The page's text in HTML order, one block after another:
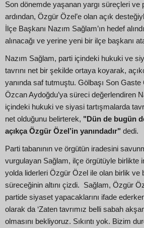
Son dönemde yaşanan yargı süreçleri ve
ardından, Özgür Özel’e olan açık
İlçe Başkanı Nazım Sağlam’ın hedef
alınacağı ve yerine yeni bir ilçe başkanı
Nazım Sağlam, parti içindeki hukuki ve
tavrını net bir şekilde ortaya koyarak,
yanında saf tutmuştu. Gölbaşı Son Gaste
Özcan Aydoğdu’ya süreci değerlendiren
içindeki hukuki ve siyasi tartışmalarda
net olduğunu belirterek, "Dün de bugün
açıkça Özgür Özel’in yanındadır" dedi.
Parti tabanının ve örgütün iradesini
vurgulayan Sağlam, ilçe örgütüyle birlikte
yolda liderleri Özgür Özel ile olan birlik ve
süreceğinin altını çizdi. Sağlam, Özgür
partide siyaset yapacaklarını ifade
olarak da ‘Zaten tavrımız belli sabah
olmasını bekliyoruz. Sıkıntı yok. Bizim